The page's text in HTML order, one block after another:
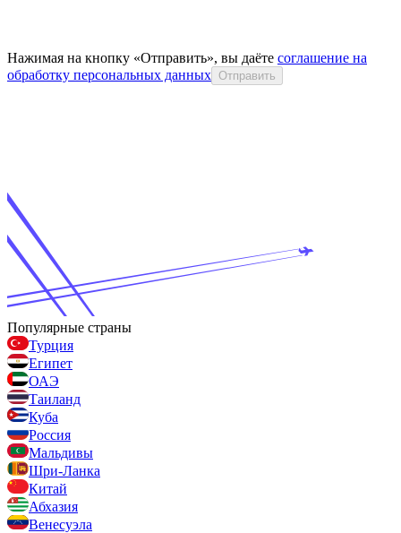
Нажимая на кнопку «Отправить», вы даёте соглашение на
обработку персональных данных Отправить
Популярные страны
Турция
Египет
ОАЭ
Таиланд
Куба
Россия
Мальдивы
Шри-Ланка
Китай
Абхазия
Венесуэла